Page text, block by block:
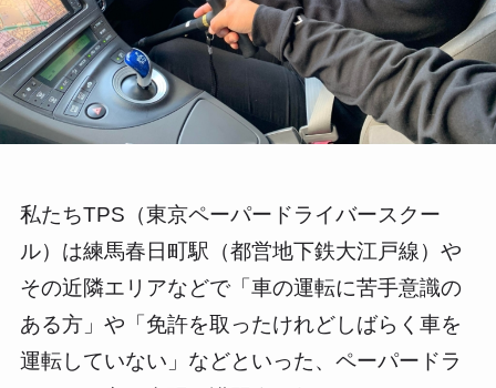
私たちTPS（東京ペーパードライバースクー
ル）は練馬春日町駅（都営地下鉄大江戸線）や
その近隣エリアなどで「車の運転に苦手意識の
ある方」や「免許を取ったけれどしばらく車を
運転していない」などといった、ペーパードラ